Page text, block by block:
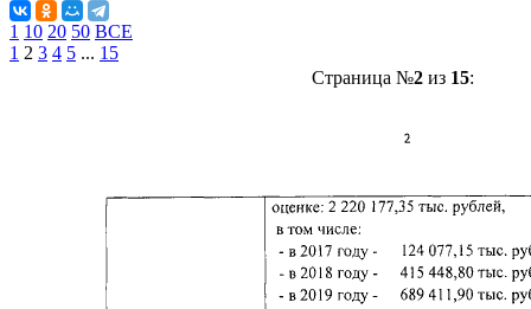
1 10 20 50 ВСЕ
1 2 3 4 5 ... 15
Страница №2из 15: